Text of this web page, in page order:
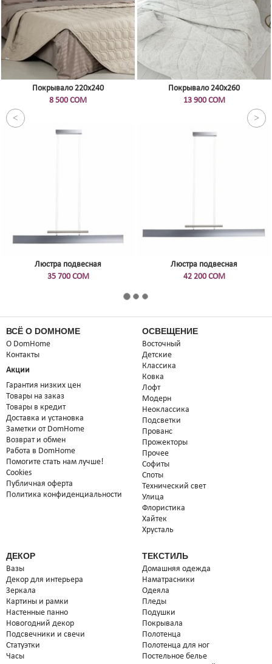
Покрывало 220x240
8 500 СОМ
Покрывало 240х260
13 900 СОМ
Люстра подвесная
35 700 СОМ
Люстра подвесная
42 200 СОМ
< >
ВСЁ О DOMHOME
О DomHome
Контакты
Акции
Гарантия низких цен
Товары на заказ
Товары в кредит
Доставка и установка
Заметки от DomHome
Возврат и обмен
Работа в DomHome
Помогите стать нам лучше!
Cookies
Публичная оферта
Политика конфиденциальности
ОСВЕЩЕНИЕ
Восточный
Детские
Классика
Ковка
Лофт
Модерн
Неоклассика
Подсветки
Прованс
Прожекторы
Прочее
Софиты
Споты
Технический свет
Улица
Флористика
Хайтек
Хрусталь
ДЕКОР
Вазы
Декор для интерьера
Зеркала
Картины и рамки
Настенные панно
Новогодний декор
Подсвечники и свечи
Статуэтки
Часы
ТЕКСТИЛЬ
Домашняя одежда
Наматрасники
Одеяла
Пледы
Подушки
Покрывала
Полотенца
Полотенца для ног
Постельное белье